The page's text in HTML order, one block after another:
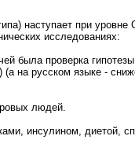
наступает при
исследованиях:
проверка
на русском языке -
людей.
инсулином, диетой,